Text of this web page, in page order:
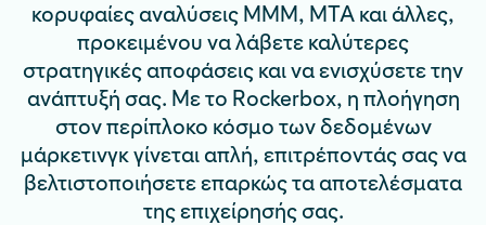
κορυφαίες αναλύσεις ΜΜΜ, MTA και άλλες,
προκειμένου να λάβετε καλύτερες
στρατηγικές αποφάσεις και να ενισχύσετε την
ανάπτυξή σας. Με το Rockerbox, η πλοήγηση
στον περίπλοκο κόσμο των δεδομένων
μάρκετινγκ γίνεται απλή, επιτρέποντάς σας να
βελτιστοποιήσετε επαρκώς τα αποτελέσματα
της επιχείρησής σας.